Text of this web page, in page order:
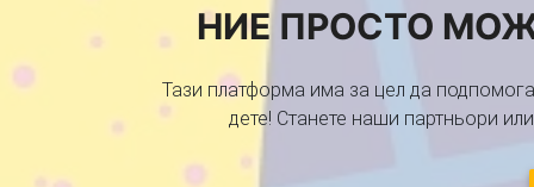
НИЕ ПРОСТО
Тази платформа има за цел да
дете! Станете наши партньори